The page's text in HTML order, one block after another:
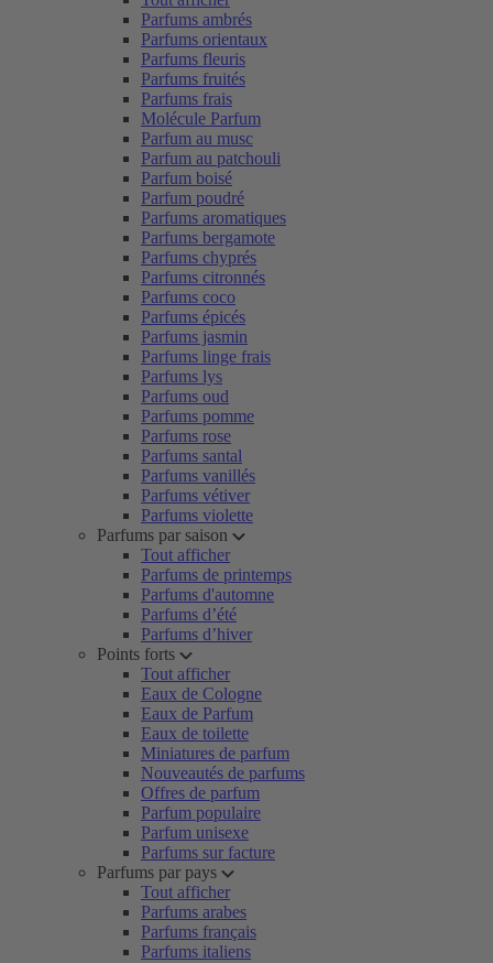
Parfums ambrés
Parfums orientaux
Parfums fleuris
Parfums fruités
Parfums frais
Molécule Parfum
Parfum au musc
Parfum au patchouli
Parfum boisé
Parfum poudré
Parfums aromatiques
Parfums bergamote
Parfums chyprés
Parfums citronnés
Parfums coco
Parfums épicés
Parfums jasmin
Parfums linge frais
Parfums lys
Parfums oud
Parfums pomme
Parfums rose
Parfums santal
Parfums vanillés
Parfums vétiver
Parfums violette
Parfums par saison
Tout afficher
Parfums de printemps
Parfums d'automne
Parfums d’été
Parfums d’hiver
Points forts
Tout afficher
Eaux de Cologne
Eaux de Parfum
Eaux de toilette
Miniatures de parfum
Nouveautés de parfums
Offres de parfum
Parfum populaire
Parfum unisexe
Parfums sur facture
Parfums par pays
Tout afficher
Parfums arabes
Parfums français
Parfums italiens